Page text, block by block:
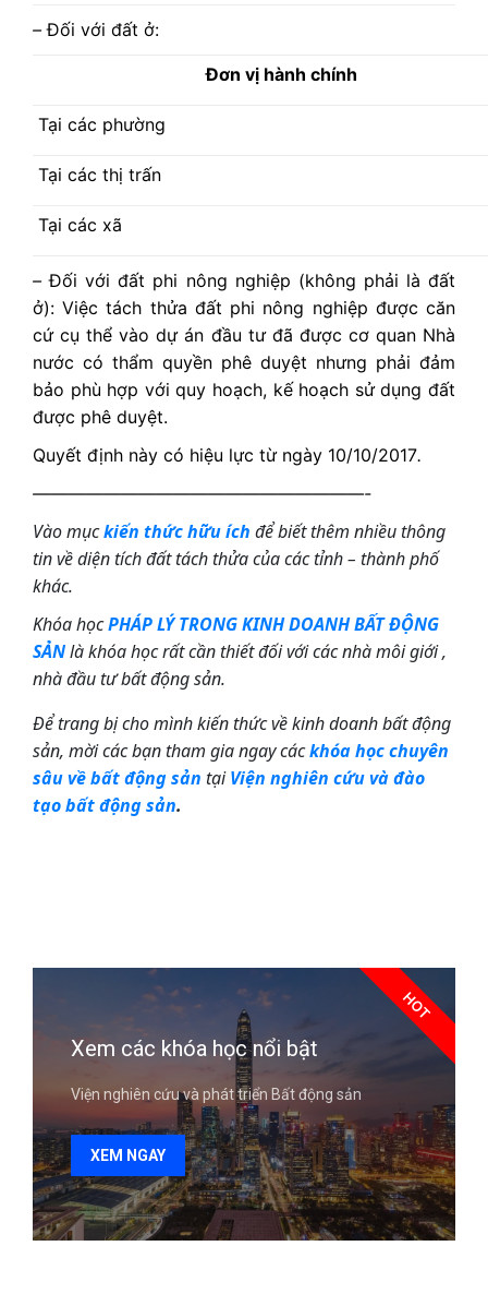
–Đối với đất ở:
Đơn vị hành chính
Tại các phường
Tại các thị trấn
Tại các xã
–Đối với đất phi nông nghiệp (không phải là đất
ở):Việc tách thửa đất phi nông nghiệp được căn
cứ cụ thể vào dự án đầu tư đã được cơ quan Nhà
nước có thẩm quyền phê duyệt nhưng phải đảm
bảo phù hợp với quy hoạch, kế hoạch sử dụng đất
được phê duyệt.
Quyết định này có hiệu lực từ ngày 10/10/2017.
———————————————————-
Vào mụckiến thức hữu ích để biết thêm nhiều thông
tin về diện tích đất tách thửa của các tỉnh – thành phố
khác.
Khóa họcPHÁP LÝ TRONG KINH DOANH BẤT ĐỘNG
SẢNlà khóa học rấtcần thiết đối với các nhà môi giới ,
nhà đầu tư bất động sản.
Để trang bị cho mình kiến thức về kinh doanh bất động
sản, mời các bạn tham gia ngay cáckhóa học chuyên
sâu về bất động sản tạiViện nghiên cứu và đào
tạo bất động sản.
Xem các khóa học nổi bật
Viện nghiên cứu và phát triển Bất động sản
XEM NGAY
HOT